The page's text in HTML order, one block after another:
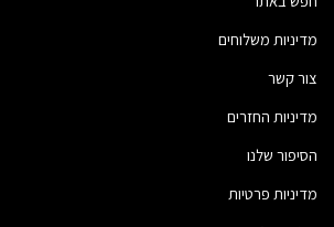
מדיניות משלוחים
צור קשר
מדיניות החזרים
הסיפור שלנו
מדיניות פרטיות